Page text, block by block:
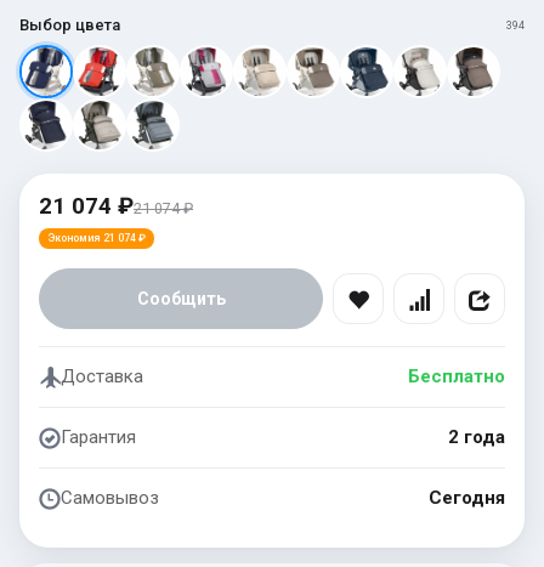
Выбор цвета 394
21 074 ₽21 074 ₽
Экономия 21 074 ₽
Сообщить
Доставка Бесплатно
Гарантия 2 года
Самовывоз Сегодня